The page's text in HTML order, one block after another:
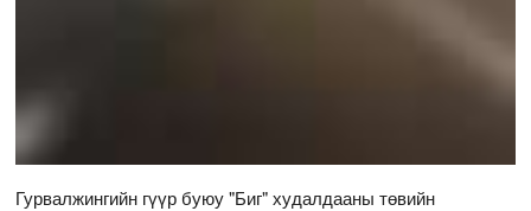
Гурвалжингийн гүүр буюу "Биг" худалдааны төвийн